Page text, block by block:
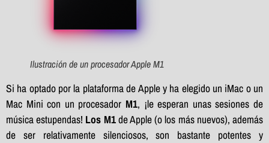
Ilustración de un procesador Apple M1
Si ha optado por la plataforma de Apple y ha elegido un iMac o un
Mac Mini con un procesador M1, ¡le esperan unas sesiones de
música estupendas! Los M1de Apple (o los más nuevos), además
de ser relativamente silenciosos, son bastante potentes y